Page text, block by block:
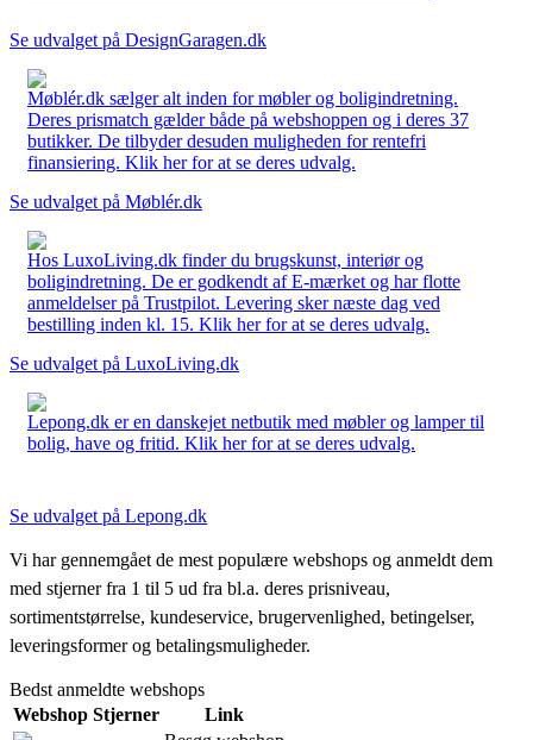
Se udvalget på DesignGaragen.dk
Møblér.dk sælger alt inden for møbler og boligindretning.
Deres prismatch gælder både på webshoppen og i deres 37
butikker. De tilbyder desuden muligheden for rentefri
finansiering. Klik her for at se deres udvalg.
Se udvalget på Møblér.dk
Hos LuxoLiving.dk finder du brugskunst, interiør og
boligindretning. De er godkendt af E-mærket og har flotte
anmeldelser på Trustpilot. Levering sker næste dag ved
bestilling inden kl. 15. Klik her for at se deres udvalg.
Se udvalget på LuxoLiving.dk
Lepong.dk er en danskejet netbutik med møbler og lamper til
bolig, have og fritid. Klik her for at se deres udvalg.
Se udvalget på Lepong.dk
Vi har gennemgået de mest populære webshops og anmeldt dem
med stjerner fra 1 til 5 ud fra bl.a. deres prisniveau,
sortimentstørrelse, kundeservice, brugervenlighed, betingelser,
leveringsformer og betalingsmuligheder.
Bedst anmeldte webshops
Webshop Stjerner
Link